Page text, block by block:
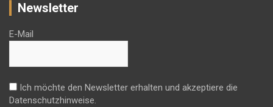
Newsletter
E-Mail
Ich möchte den Newsletter erhalten und akzeptiere die
Datenschutzhinweise.